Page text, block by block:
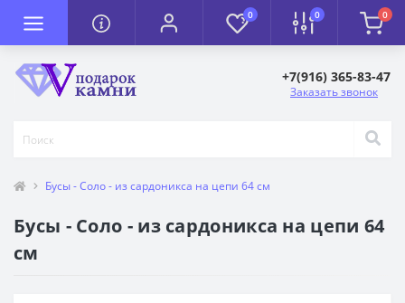
0 0 0
+7(916) 365-83-47
Заказать звонок
Бусы - Соло - из сардоникса на цепи 64 см
Бусы - Соло - из сардоникса на цепи 64
см